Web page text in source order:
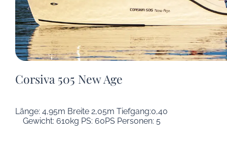
Corsiva 505 New Age
Länge: 4,95m Breite 2,05m Tiefgang:0,40
Gewicht: 610kg PS: 60PS Personen: 5